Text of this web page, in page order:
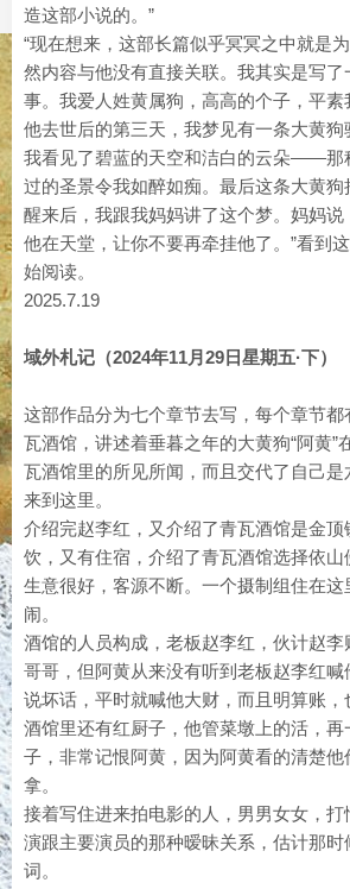
造这部小说的。”
“现在想来，这部长篇似乎冥冥之中就是为
然内容与他没有直接关联。我其实是写
事。我爱人姓黄属狗，高高的个子，平素
他去世后的第三天，我梦见有一条大黄狗
我看见了碧蓝的天空和洁白的云朵——那
过的圣景令我如醉如痴。最后这条大黄狗
醒来后，我跟我妈妈讲了这个梦。妈妈说
他在天堂，让你不要再牵挂他了。”看到
始阅读。
2025.7.19
域外札记（2024年11月29日星期五·下）
这部作品分为七个章节去写，每个章节
瓦酒馆，讲述着垂暮之年的大黄狗“阿黄”
瓦酒馆里的所见所闻，而且交代了自己
来到这里。
介绍完赵李红，又介绍了青瓦酒馆是金顶
饮，又有住宿，介绍了青瓦酒馆选择依山
生意很好，客源不断。一个摄制组住在
闹。
酒馆的人员构成，老板赵李红，伙计赵
哥哥，但阿黄从来没有听到老板赵李红
说坏话，平时就喊他大财，而且明算账，
酒馆里还有红厨子，他管菜墩上的活，
子，非常记恨阿黄，因为阿黄看的清楚
拿。
接着写住进来拍电影的人，男男女女，
演跟主要演员的那种暧昧关系，估计那
词。